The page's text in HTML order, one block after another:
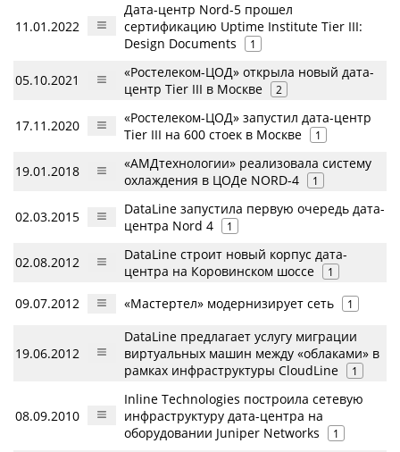
11.01.2022
Дата-центр Nord-5 прошел
сертификацию Uptime Institute Tier III:
Design Documents
1
05.10.2021
«Ростелеком-ЦОД» открыла новый дата-
центр Tier III в Москве
2
17.11.2020
«Ростелеком-ЦОД» запустил дата-центр
Tier III на 600 стоек в Москве
1
19.01.2018
«АМДтехнологии» реализовала систему
охлаждения в ЦОДе NORD-4
1
02.03.2015
DataLine запустила первую очередь дата-
центра Nord 4
1
02.08.2012
DataLine строит новый корпус дата-
центра на Коровинском шоссе
1
09.07.2012 «Мастертел» модернизирует сеть 1
19.06.2012
DataLine предлагает услугу миграции
виртуальных машин между «облаками» в
рамках инфраструктуры CloudLine
1
08.09.2010
Inline Technologies построила сетевую
инфраструктуру дата-центра на
оборудовании Juniper Networks
1